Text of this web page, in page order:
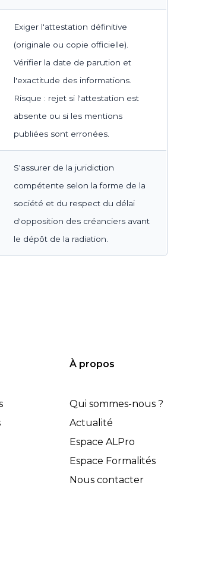
Exiger l'attestation définitive
(originale ou copie officielle).
Vérifier la date de parution et
l'exactitude des informations.
Risque : rejet si l'attestation est
absente ou si les mentions
publiées sont erronées.
S'assurer de la juridiction
compétente selon la forme de la
société et du respect du délai
d'opposition des créanciers avant
le dépôt de la radiation.
À propos
Qui sommes-nous ?
Actualité
Espace ALPro
Espace Formalités
Nous contacter